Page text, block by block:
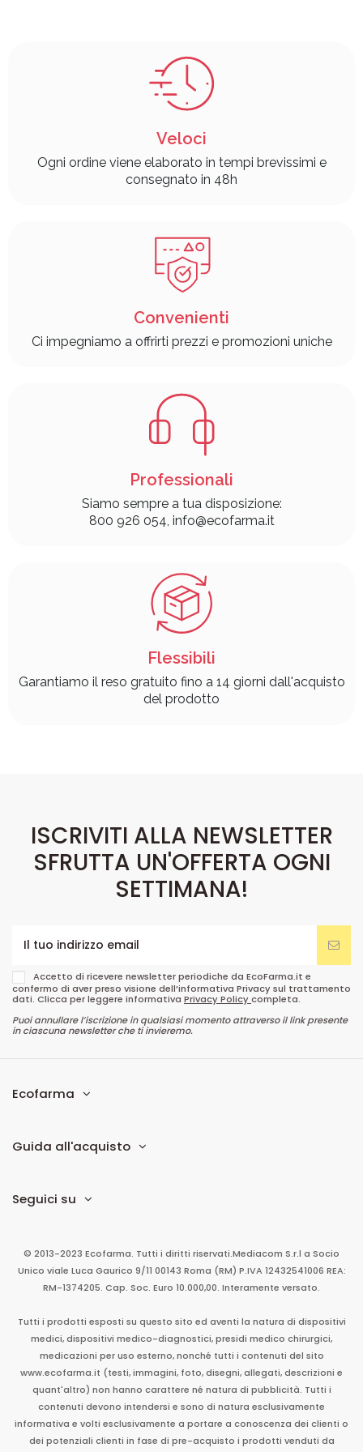
Veloci
Ogni ordine viene elaborato in tempi brevissimi e
consegnato in 48h
Convenienti
Ci impegniamo a offrirti prezzi e promozioni uniche
Professionali
Siamo sempre a tua disposizione:
800 926 054, info@ecofarma.it
Flessibili
Garantiamo il reso gratuito fino a 14 giorni dall'acquisto
del prodotto
ISCRIVITI ALLA NEWSLETTER
SFRUTTA UN'OFFERTA OGNI
SETTIMANA!
Accetto di ricevere newsletter periodiche da EcoFarma.it e
confermo di aver preso visione dell’informativa Privacy sul trattamento
dati. Clicca per leggere informativa Privacy Policycompleta.
Puoi annullare l’iscrizione in qualsiasi momento attraverso il link presente
in ciascuna newsletter che ti invieremo.
Ecofarma
Guida all'acquisto
Seguici su
© 2013-2023 Ecofarma. Tutti i diritti riservati.Mediacom S.r.l a Socio
Unico viale Luca Gaurico 9/11 00143 Roma (RM) P.IVA 12432541006 REA:
RM-1374205. Cap. Soc. Euro 10.000,00. Interamente versato.
Tutti i prodotti esposti su questo sito ed aventi la natura di dispositivi
medici, dispositivi medico-diagnostici, presidi medico chirurgici,
medicazioni per uso esterno, nonché tutti i contenuti del sito
www.ecofarma.it (testi, immagini, foto, disegni, allegati, descrizioni e
quant'altro) non hanno carattere né natura di pubblicità. Tutti i
contenuti devono intendersi e sono di natura esclusivamente
informativa e volti esclusivamente a portare a conoscenza dei clienti o
dei potenziali clienti in fase di pre-acquisto i prodotti venduti da